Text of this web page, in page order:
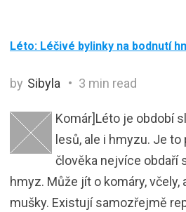
Léto: Léčivé bylinky na bodnutí
by Sibyla 3 min read
Komár]Léto je období
lesů, ale i hmyzu. Je to
člověka nejvíce obdaří
hmyz. Může jít o komáry, včely,
mušky. Existují samozřejmě